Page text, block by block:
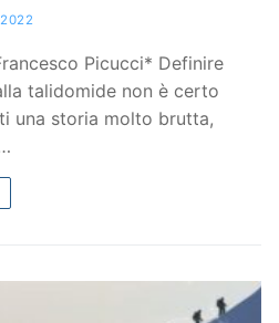
2022
Picucci* Definire
talidomide non è certo
una storia molto brutta,